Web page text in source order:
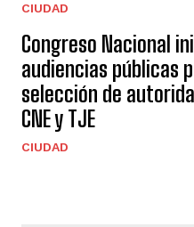
CIUDAD
Congreso Nacional
audiencias públicas
selección de
CNE y TJE
CIUDAD